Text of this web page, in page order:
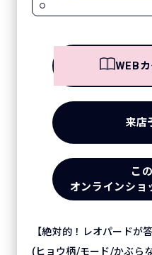
WEB
来店
こ
オンラインショ
【絶対的！レオパードが
(ヒョウ柄/モード/かぶら